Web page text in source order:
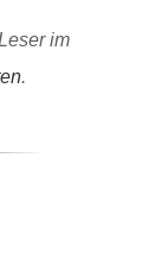
im
.